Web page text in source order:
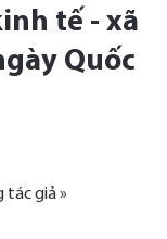
tế - xã
Quốc
tác giả »